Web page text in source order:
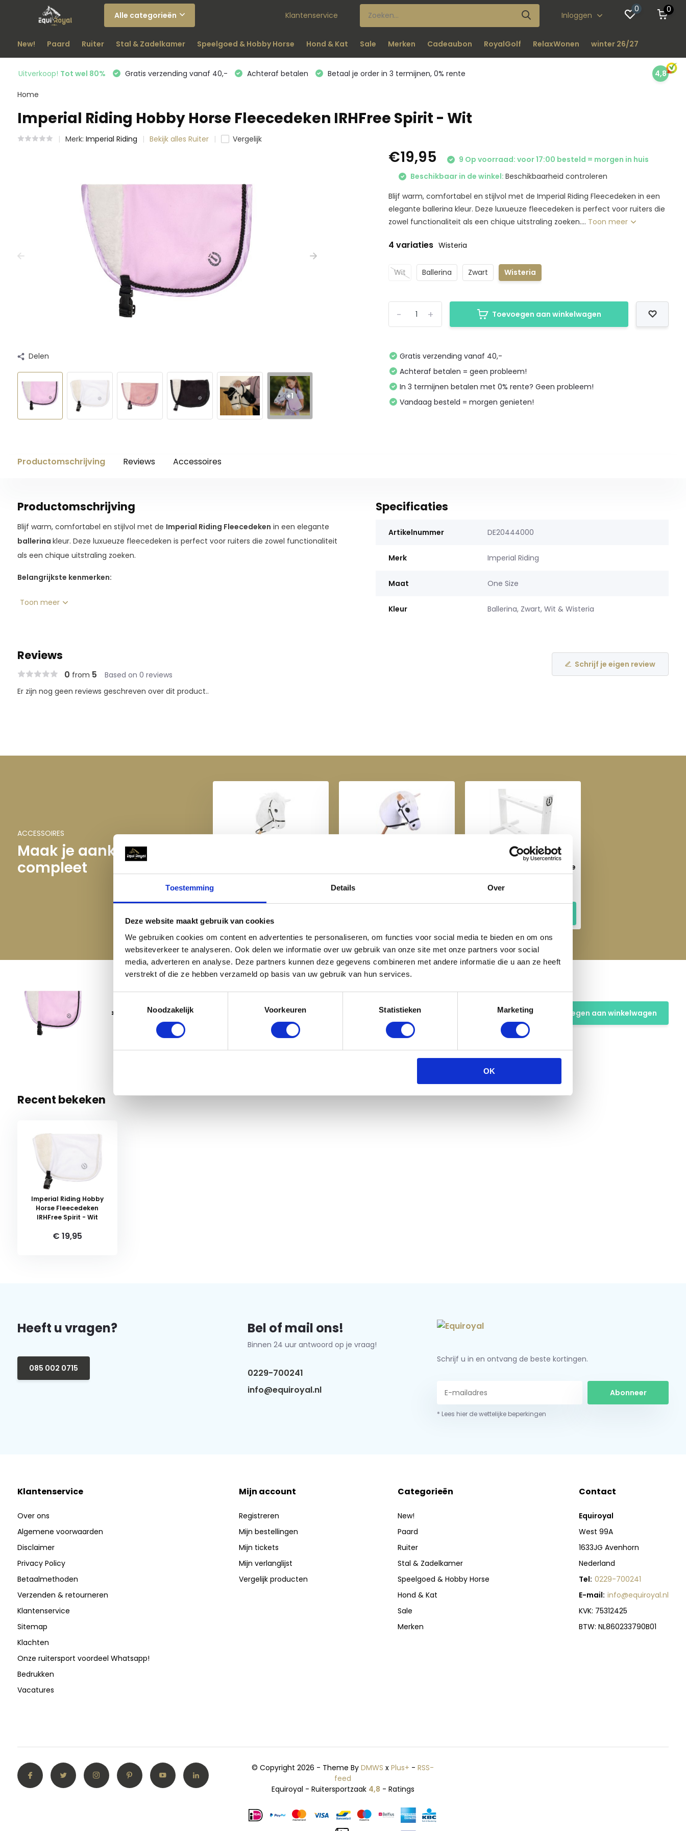
Toestemming Details Over
Deze website maakt gebruik van cookies
We gebruiken cookies om content en advertenties te personaliseren, om functies voor social media te bieden en om ons
websiteverkeer te analyseren. Ook delen we informatie over uw gebruik van onze site met onze partners voor social
media, adverteren en analyse. Deze partners kunnen deze gegevens combineren met andere informatie die u aan ze heeft
verstrekt of die ze hebben verzameld op basis van uw gebruik van hun services.
Noodzakelijk
Voorkeuren Statistieken Marketing
OK
Alle categorieën Klantenservice Inloggen
0 0
New! Paard Ruiter Stal & Zadelkamer Speelgoed & Hobby Horse Hond & Kat Sale Merken Cadeaubon RoyalGolf RelaxWonen winter 26/27
Uitverkoop! Tot wel 80% Gratis verzending vanaf 40,- Achteraf betalen Betaal je order in 3 termijnen, 0% rente 4,8
Home
Imperial Riding Hobby Horse Fleecedeken IRHFree Spirit - Wit
Merk: Imperial Riding Bekijk alles Ruiter Vergelijk
Delen
+1
€19,95
9 Op voorraad: voor 17:00 besteld = morgen in huis
Beschikbaar in de winkel:Beschikbaarheid controleren
Blijf warm, comfortabel en stijlvol met de Imperial Riding Fleecedeken in een
elegante ballerina kleur. Deze luxueuze fleecedeken is perfect voor ruiters die
zowel functionaliteit als een chique uitstraling zoeken.... Toon meer
4 variaties Wisteria
Wit Ballerina Zwart Wisteria
+
- Toevoegen aan winkelwagen
Gratis verzending vanaf 40,-
Achteraf betalen = geen probleem!
In 3 termijnen betalen met 0% rente? Geen probleem!
Vandaag besteld = morgen genieten!
Productomschrijving Reviews Accessoires
Productomschrijving
Blijf warm, comfortabel en stijlvol met de Imperial Riding Fleecedeken in een elegante
ballerina kleur. Deze luxueuze fleecedeken is perfect voor ruiters die zowel functionaliteit
als een chique uitstraling zoeken.
Belangrijkste kenmerken:
Zachte bontkraag
dagen.
Perfect voorop je Hobby Horse of gewoon om in stijl te ontspannen.
Toon meer
Specificaties
Artikelnummer DE20444000
Merk Imperial Riding
Maat One Size
Kleur Ballerina, Zwart, Wit & Wisteria
Reviews
0 from 5 Based on 0 reviews
Schrijf je eigen review
Er zijn nog geen reviews geschreven over dit product..
ACCESSOIRES
Maak je aankoop
compleet
Free Spirit - Wit
Grand Prix - Wit
Imperial Riding Hobby Horse
Stal Free Spirit - Wit
€ 19,95
Imperial Riding Hobby Horse Fleecedeken IRHFree
Spirit - Wit
9 Op voorraad: voor 17:00 besteld = morgen in huis
Toevoegen aan winkelwagen
Recent bekeken
Imperial Riding Hobby
Horse Fleecedeken
IRHFree Spirit - Wit
€ 19,95
Heeft u vragen?
085 002 0715
Bel of mail ons!
Binnen 24 uur antwoord op je vraag!
0229-700241
info@equiroyal.nl
Schrijf u in en ontvang de beste kortingen.
Abonneer
* Lees hier de wettelijke beperkingen
Klantenservice
Over ons
Algemene voorwaarden
Disclaimer
Privacy Policy
Betaalmethoden
Verzenden & retourneren
Klantenservice
Sitemap
Klachten
Onze ruitersport voordeel Whatsapp!
Bedrukken
Vacatures
Mijn account
Registreren
Mijn bestellingen
Mijn tickets
Mijn verlanglijst
Vergelijk producten
Categorieën
New!
Paard
Ruiter
Stal & Zadelkamer
Speelgoed & Hobby Horse
Hond & Kat
Sale
Merken
Contact
Equiroyal
West 99A
1633JG Avenhorn
Nederland
Tel: 0229-700241
E-mail: info@equiroyal.nl
KVK: 75312425
BTW: NL860233790B01
© Copyright 2026 - Theme ByDMWS xPlus+ -RSS-
feed
Equiroyal - Ruitersportzaak 4,8 - Ratings